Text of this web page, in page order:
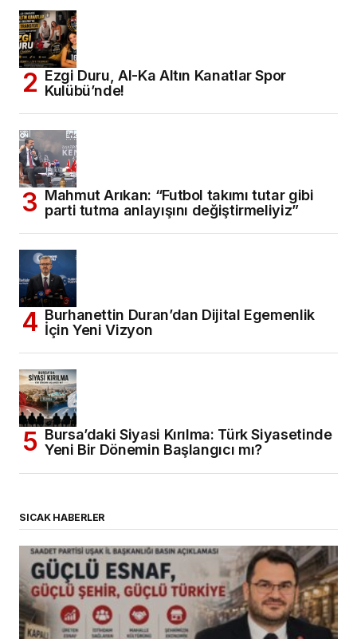
Ezgi Duru, Al-Ka Altın Kanatlar Spor
Kulübü’nde!
Mahmut Arıkan: “Futbol takımı tutar gibi
parti tutma anlayışını değiştirmeliyiz”
Burhanettin Duran’dan Dijital Egemenlik
İçin Yeni Vizyon
Bursa’daki Siyasi Kırılma: Türk Siyasetinde
Yeni Bir Dönemin Başlangıcı mı?
SICAK HABERLER